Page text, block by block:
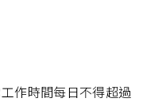
作時間每日不得超過